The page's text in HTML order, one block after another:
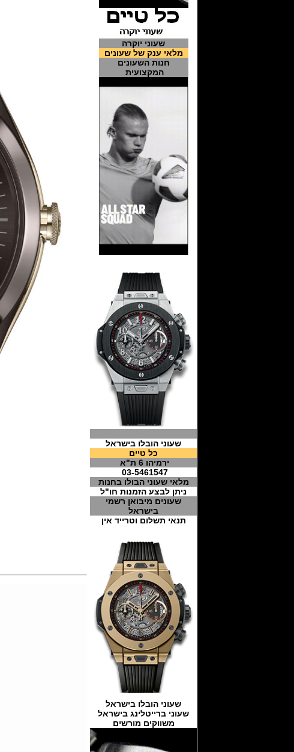
שעוני יוקרה
מלאי ענק של שעונים
חנות השעונים
המקצועית
שעוני הובלו בישראל
כל טיים
ירמיהו 6 ת"א
03-5461547
מלאי שעוני הבולו בחנות
ניתן לבצע הזמנות חו"ל
שעונים מיבואן רשמי
בישראל
תנאי תשלום וטרייד אין
שעוני הובלו בישראל
שעוני ברייטלינג בישראל
משווקים מורשים